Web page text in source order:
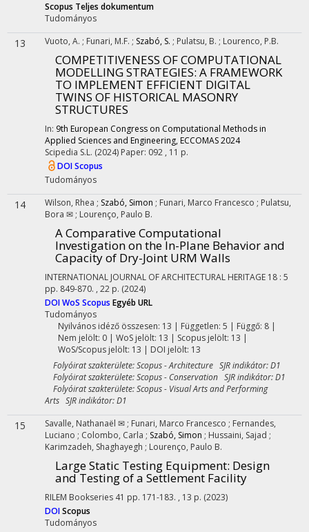
Scopus Teljes dokumentum
Tudományos
13 Vuoto, A. ; Funari, M.F. ; Szabó, S. ; Pulatsu, B. ; Lourenco, P.B.
COMPETITIVENESS OF COMPUTATIONAL
MODELLING STRATEGIES: A FRAMEWORK
TO IMPLEMENT EFFICIENT DIGITAL
TWINS OF HISTORICAL MASONRY
STRUCTURES
In: 9th European Congress on Computational Methods in
Applied Sciences and Engineering, ECCOMAS 2024
Scipedia S.L. (2024) Paper: 092 , 11 p.
DOIScopus
Tudományos
14 Wilson, Rhea ; Szabó, Simon ; Funari, Marco Francesco ; Pulatsu,
Bora ✉ ; Lourenço, Paulo B.
A Comparative Computational
Investigation on the In-Plane Behavior and
Capacity of Dry-Joint URM Walls
INTERNATIONAL JOURNAL OF ARCHITECTURAL HERITAGE 18 : 5
pp. 849-870. , 22 p. (2024)
DOIWoS Scopus Egyéb URL
Tudományos
Nyilvános idéző összesen: 13 | Független: 5 | Függő: 8 |
Nem jelölt: 0 | WoS jelölt: 13 | Scopus jelölt: 13 |
WoS/Scopus jelölt: 13 | DOI jelölt: 13
Folyóirat szakterülete: Scopus - Architecture SJR indikátor: D1
Folyóirat szakterülete: Scopus - Conservation SJR indikátor: D1
Folyóirat szakterülete: Scopus - Visual Arts and Performing
Arts SJR indikátor: D1
15 Savalle, Nathanaël ✉ ; Funari, Marco Francesco ; Fernandes,
Luciano ; Colombo, Carla ; Szabó, Simon ; Hussaini, Sajad ;
Karimzadeh, Shaghayegh ; Lourenço, Paulo B.
Large Static Testing Equipment: Design
and Testing of a Settlement Facility
RILEM Bookseries 41 pp. 171-183. , 13 p. (2023)
DOIScopus
Tudományos